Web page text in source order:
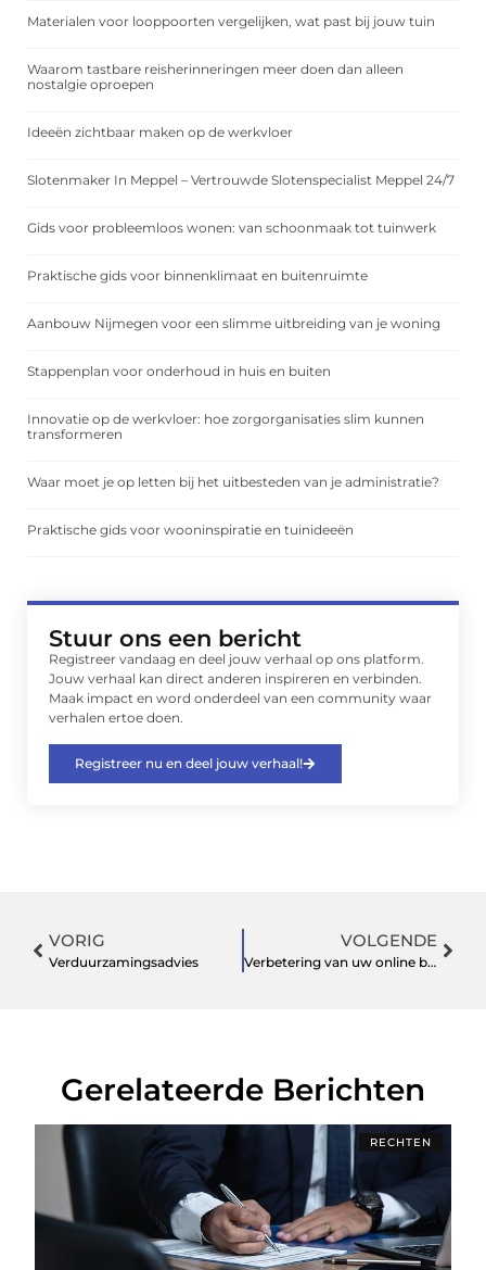
Materialen voor looppoorten vergelijken, wat past bij jouw tuin
Waarom tastbare reisherinneringen meer doen dan alleen
nostalgie oproepen
Ideeën zichtbaar maken op de werkvloer
Slotenmaker In Meppel – Vertrouwde Slotenspecialist Meppel 24/7
Gids voor probleemloos wonen: van schoonmaak tot tuinwerk
Praktische gids voor binnenklimaat en buitenruimte
Aanbouw Nijmegen voor een slimme uitbreiding van je woning
Stappenplan voor onderhoud in huis en buiten
Innovatie op de werkvloer: hoe zorgorganisaties slim kunnen
transformeren
Waar moet je op letten bij het uitbesteden van je administratie?
Praktische gids voor wooninspiratie en tuinideeën
Stuur ons een bericht
Registreer vandaag en deel jouw verhaal op ons platform.
Jouw verhaal kan direct anderen inspireren en verbinden.
Maak impact en word onderdeel van een community waar
verhalen ertoe doen.
Registreer nu en deel jouw verhaal!
VORIG
Verduurzamingsadvies
VOLGENDE
Verbetering van uw online beveiliging met red teaming
Gerelateerde Berichten
RECHTEN